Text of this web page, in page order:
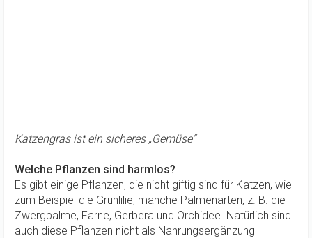
Katzengras ist ein sicheres „Gemüse“
Welche Pflanzen sind harmlos?
Es gibt einige Pflanzen, die nicht giftig sind für Katzen, wie
zum Beispiel die Grünlilie, manche Palmenarten, z. B. die
Zwergpalme, Farne, Gerbera und Orchidee. Natürlich sind
auch diese Pflanzen nicht als Nahrungsergänzung